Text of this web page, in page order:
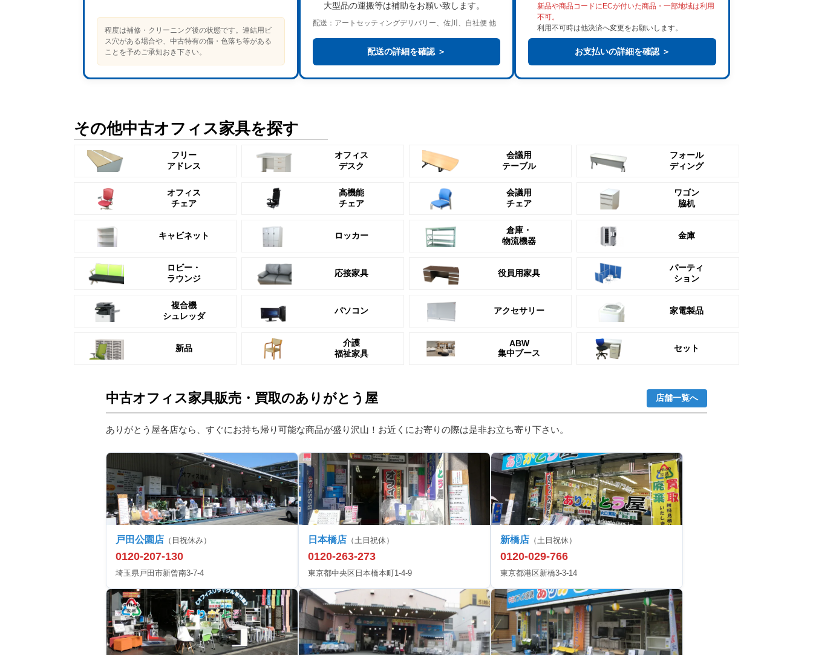
程度は補修・クリーニング後の状態です。連結用ビ
ス穴がある場合や、中古特有の傷・色落ち等がある
ことを予めご承知おき下さい。
大型品の運搬等は補助をお願い致します。
配送：アートセッティングデリバリー、佐川、自社便 他
配送の詳細を確認 ＞
新品や商品コードにECが付いた商品・一部地域は利用
不可。
利用不可時は他決済へ変更をお願いします。
お支払いの詳細を確認 ＞
その他中古オフィス家具を探す
フリー
アドレス
オフィス
デスク
会議用
テーブル
フォール
ディング
オフィス
チェア
高機能
チェア
会議用
チェア
ワゴン
脇机
キャビネット ロッカー
倉庫・
物流機器
金庫
ロビー・
ラウンジ
応接家具 役員用家具
パーティ
ション
複合機
シュレッダ
パソコン アクセサリー 家電製品
新品
介護
福祉家具
ABW
集中ブース
セット
中古オフィス家具販売・買取のありがとう屋 店舗一覧へ
ありがとう屋各店なら、すぐにお持ち帰り可能な商品が盛り沢山！お近くにお寄りの際は是非お立ち寄り下さい。
戸田公園店 （日祝休み）
0120-207-130
埼玉県戸田市新曾南3-7-4
日本橋店 （土日祝休）
0120-263-273
東京都中央区日本橋本町1-4-9
新橋店 （土日祝休）
0120-029-766
東京都港区新橋3-3-14